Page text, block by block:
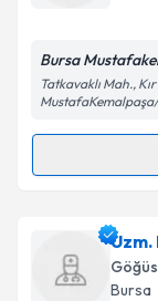
Kişisel
Bursa
Tatkavaklı Mah.,
Dr.
oluşturun.
takvim
Uzm.
Bursa